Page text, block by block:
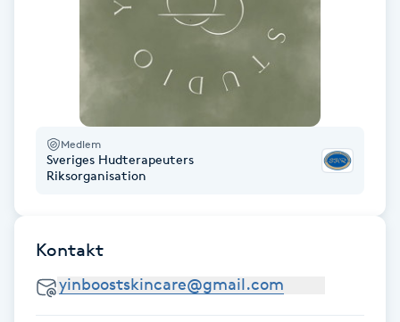
Funktionsanalys
Färgning
Medlem
Sveriges Hudterapeuters
Riksorganisation
Kontakt